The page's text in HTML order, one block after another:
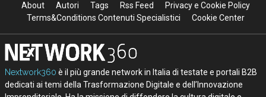
About Autori Tags Rss Feed
Privacy e Cookie Policy
Terms&Conditions Contenuti Specialistici
Cookie Center
Nextwork360 è il più grande network in Italia di testate e portali B2B
dedicati ai temi della Trasformazione Digitale e dell’Innovazione